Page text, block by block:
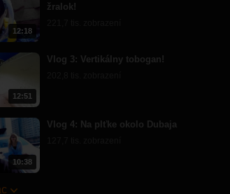
12:18
žralok!
12:51
Vlog 3: Vertikálny tobogan!
10:38
Vlog 4: Na plťke okolo Dubaja